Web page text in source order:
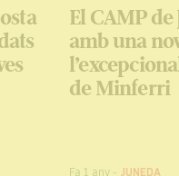
El CAMP
amb una
de Minferri
Fa 1 any-